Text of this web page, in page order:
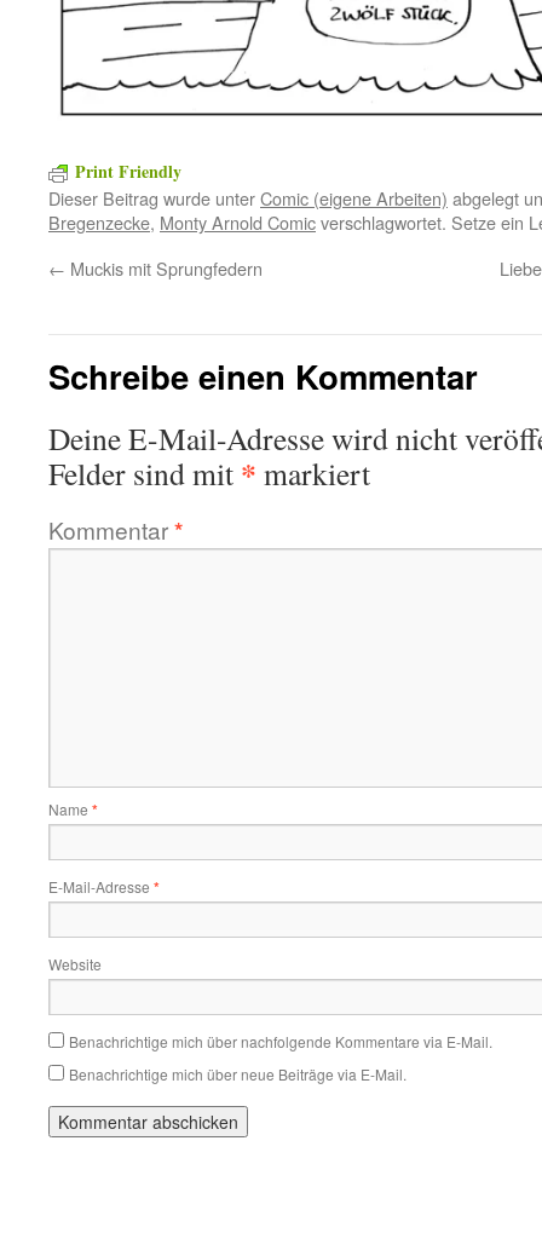
Print Friendly
Dieser Beitrag wurde unterComic (eigene Arbeiten) abgelegt
Bregenzecke, Monty Arnold Comicverschlagwortet. Setze ein
← Muckis mit Sprungfedern
Schreibe einen Kommentar
Deine E-Mail-Adresse wird nicht
Felder sind mit * markiert
Kommentar*
Name *
E-Mail-Adresse *
Website
Benachrichtige mich über nachfolgende Kommentare via E-Mail.
Benachrichtige mich über neue Beiträge via E-Mail.